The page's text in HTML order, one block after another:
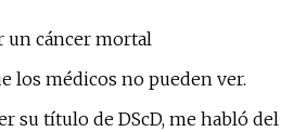
un cáncer mortal
los médicos no pueden ver.
su título de DScD, me habló